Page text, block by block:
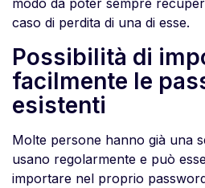
modo da poter sempre
caso di perdita di una di esse.
Possibilità di
facilmente le
esistenti
Molte persone hanno già una
usano regolarmente e può
importare nel proprio